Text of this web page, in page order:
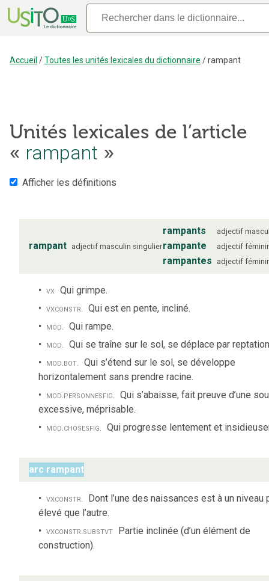
Accueil /Toutes les unités lexicales du dictionnaire /rampant
Unités lexicales de l’article
« rampant »
Afficher les définitions
rampant adjectif masculin singulier
rampants adjectif
rampante adjectif
rampantes adjectif
vx Qui grimpe.
vxconstr. Qui est en pente, incliné.
mod. Qui rampe.
mod. Qui se traîne sur le sol, se déplace par
mod.bot. Qui s’étend sur le sol, se développe
horizontalement sans prendre racine.
mod.personnesfig. Qui s’abaisse, fait preuve d’une
excessive, méprisable.
mod.chosesfig. Qui progresse lentement et
arc rampant
vxconstr. Dont l’une des naissances est à un niveau
élevé que l’autre.
vxconstr.substvt Partie inclinée (d’un élément de
construction).